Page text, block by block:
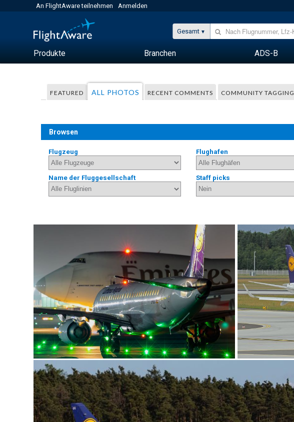
An FlightAware teilnehmen Anmelden
Gesamt
Produkte Branchen ADS-B
FEATURED ALL PHOTOS RECENT COMMENTS COMMUNITY TAGGING
Browsen
Flugzeug Flughafen
Name der Fluggesellschaft Staff picks